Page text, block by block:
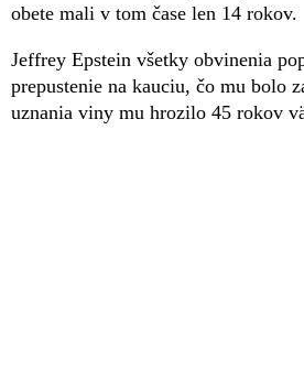
obete mali v tom čase len 14 rokov.
Jeffrey Epstein všetky obvinenia
prepustenie na kauciu, čo mu bolo
uznania viny mu hrozilo 45 rokov